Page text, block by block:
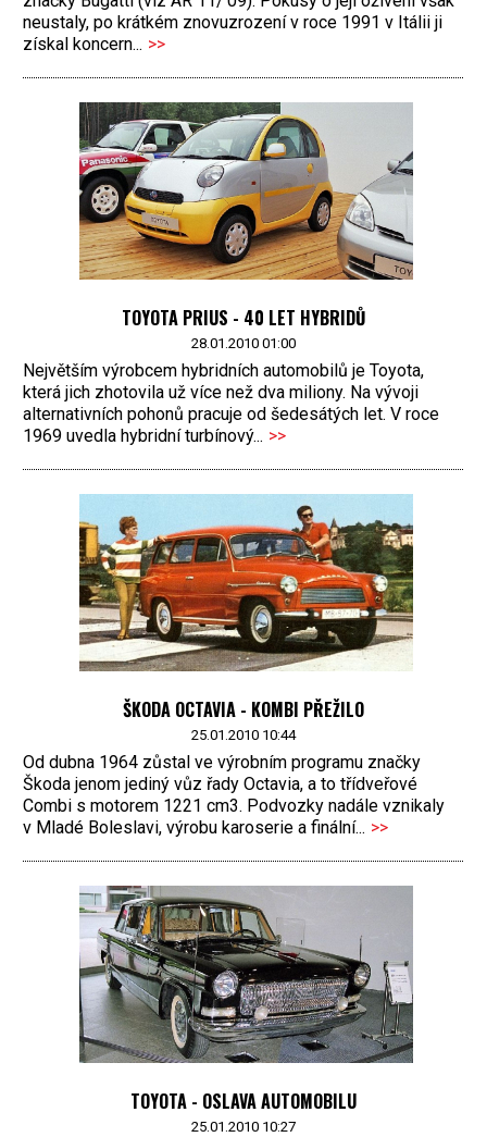
neustaly, po krátkém znovuzrození v roce 1991 v Itálii ji
získal koncern... >>
TOYOTA PRIUS - 40 LET HYBRIDŮ
28.01.2010 01:00
Největším výrobcem hybridních automobilů je Toyota,
která jich zhotovila už více než dva miliony. Na vývoji
alternativních pohonů pracuje od šedesátých let. V roce
1969 uvedla hybridní turbínový... >>
ŠKODA OCTAVIA - KOMBI PŘEŽILO
25.01.2010 10:44
Od dubna 1964 zůstal ve výrobním programu značky
Škoda jenom jediný vůz řady Octavia, a to třídveřové
Combi s motorem 1221 cm3. Podvozky nadále vznikaly
v Mladé Boleslavi, výrobu karoserie a finální... >>
TOYOTA - OSLAVA AUTOMOBILU
25.01.2010 10:27